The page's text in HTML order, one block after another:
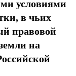
условиями
в чьих
правовой
на